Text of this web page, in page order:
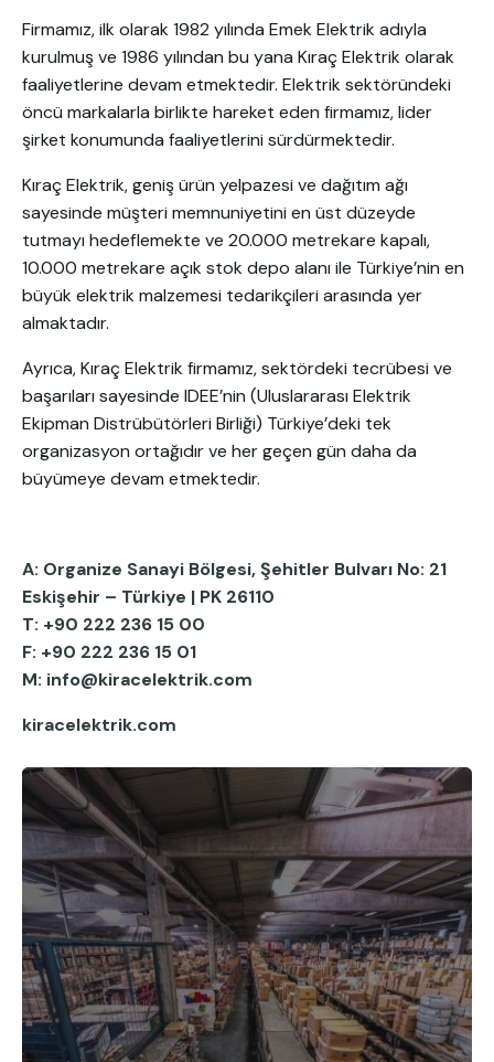
Firmamız, ilk olarak 1982 yılında Emek Elektrik adıyla
kurulmuş ve 1986 yılından bu yana Kıraç Elektrik olarak
faaliyetlerine devam etmektedir. Elektrik sektöründeki
öncü markalarla birlikte hareket eden firmamız, lider
şirket konumunda faaliyetlerini sürdürmektedir.
Kıraç Elektrik, geniş ürün yelpazesi ve dağıtım ağı
sayesinde müşteri memnuniyetini en üst düzeyde
tutmayı hedeflemekte ve 20.000 metrekare kapalı,
10.000 metrekare açık stok depo alanı ile Türkiye’nin en
büyük elektrik malzemesi tedarikçileri arasında yer
almaktadır.
Ayrıca, Kıraç Elektrik firmamız, sektördeki tecrübesi ve
başarıları sayesinde IDEE’nin (Uluslararası Elektrik
Ekipman Distrübütörleri Birliği) Türkiye’deki tek
organizasyon ortağıdır ve her geçen gün daha da
büyümeye devam etmektedir.
A: Organize Sanayi Bölgesi, Şehitler Bulvarı No: 21
Eskişehir – Türkiye ‎| PK 26110
T: +90 222 236 15 00
F: +90 222 236 15 01
M: info@kiracelektrik.com
kiracelektrik.com